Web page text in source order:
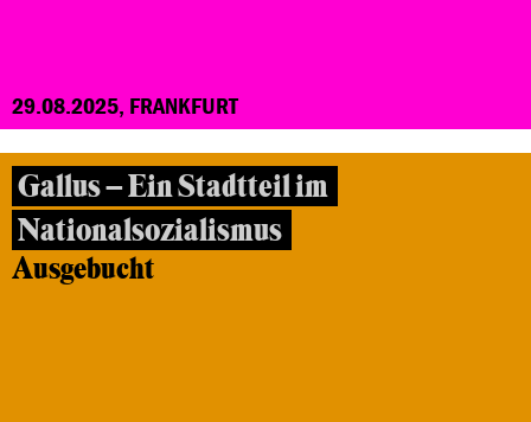
29.08.2025, FRANKFURT
Gallus – Ein Stadtteil im
Nationalsozialismus
Ausgebucht